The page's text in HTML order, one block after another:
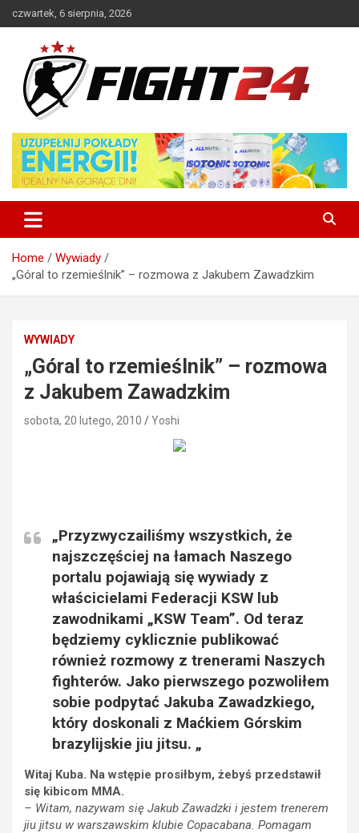
to
czwartek, 6 sierpnia, 2026
FIGHT24.PL – MMA i K-1, UFC
Home
Wywiady
„Góral to rzemieślnik” – rozmowa z Jakubem Zawadzkim
WYWIADY
„Góral to rzemieślnik” – rozmowa
z Jakubem Zawadzkim
sobota, 20 lutego, 2010 Yoshi
„Przyzwyczailiśmy wszystkich, że
najszczęściej na łamach Naszego
portalu pojawiają się wywiady z
właścicielami Federacji KSW lub
zawodnikami „KSW Team”. Od teraz
będziemy cyklicznie publikować
również rozmowy z trenerami Naszych
fighterów. Jako pierwszego pozwoliłem
sobie podpytać Jakuba Zawadzkiego,
który doskonali z Maćkiem Górskim
brazylijskie jiu jitsu. „
Witaj Kuba. Na wstępie prosiłbym, żebyś przedstawił
się kibicom MMA.
– Witam, nazywam się Jakub Zawadzki i jestem trenerem
jiu jitsu w warszawskim klubie Copacabana. Pomagam